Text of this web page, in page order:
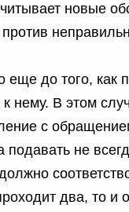
новые
до того, как
нему. В этом
с
не
два, то и